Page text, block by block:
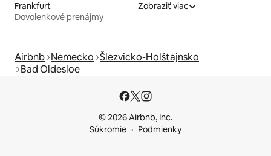
Frankfurt
Dovolenkové prenájmy
Zobraziť viac
Airbnb Nemecko Šlezvicko-Holštajnsko
Bad Oldesloe
© 2026 Airbnb, Inc.
Súkromie
Podmienky